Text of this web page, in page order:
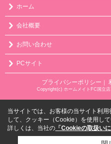
ホーム
会社概要
お問い合わせ
PCサイト
プライバシーポリシー ｜
Copyright(c) ホームメイトFC国立
当サイトでは、お客様の当サイト利
して、クッキー（Cookie）を使用して
詳しくは、当社の 「Cookieの取扱い